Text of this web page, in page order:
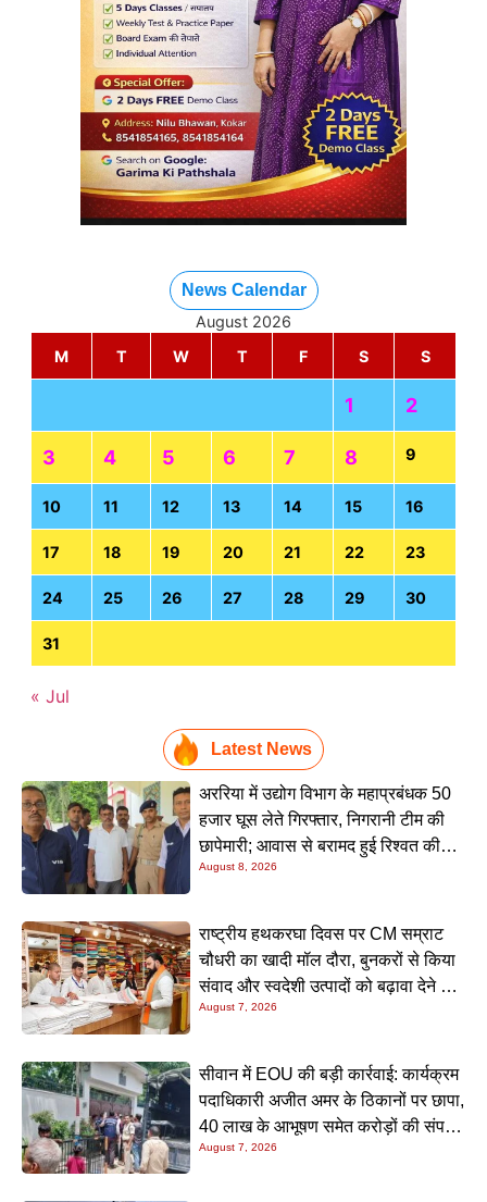
News Calendar
August 2026
M
T W T F S S
1 2
3 4 5 6 7 8 9
10 11 12 13 14 15 16
17 18 19 20 21 22 23
24 25 26 27 28 29 30
31
« Jul
Latest News
अररिया में उद्योग विभाग के महाप्रबंधक 50
हजार घूस लेते गिरफ्तार, निगरानी टीम की
छापेमारी; आवास से बरामद हुई रिश्वत की
रकम
August 8, 2026
राष्ट्रीय हथकरघा दिवस पर CM सम्राट
चौधरी का खादी मॉल दौरा, बुनकरों से किया
संवाद और स्वदेशी उत्पादों को बढ़ावा देने की
अपील
August 7, 2026
सीवान में EOU की बड़ी कार्रवाई: कार्यक्रम
पदाधिकारी अजीत अमर के ठिकानों पर छापा,
40 लाख के आभूषण समेत करोड़ों की संपत्ति
की जांच शुरू
August 7, 2026